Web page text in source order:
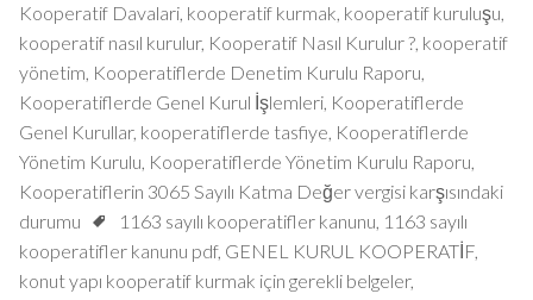
Kooperatif Davalari, kooperatif kurmak, kooperatif kuruluşu,
kooperatif nasıl kurulur, Kooperatif Nasıl Kurulur ?, kooperatif
yönetim, Kooperatiflerde Denetim Kurulu Raporu,
Kooperatiflerde Genel Kurul İşlemleri, Kooperatiflerde
Genel Kurullar, kooperatiflerde tasfiye, Kooperatiflerde
Yönetim Kurulu, Kooperatiflerde Yönetim Kurulu Raporu,
Kooperatiflerin 3065 Sayılı Katma Değer vergisi karşısındaki
durumu
1163 sayılı kooperatifler kanunu, 1163 sayılı
kooperatifler kanunu pdf, GENEL KURUL KOOPERATİF,
konut yapı kooperatif kurmak için gerekli belgeler,